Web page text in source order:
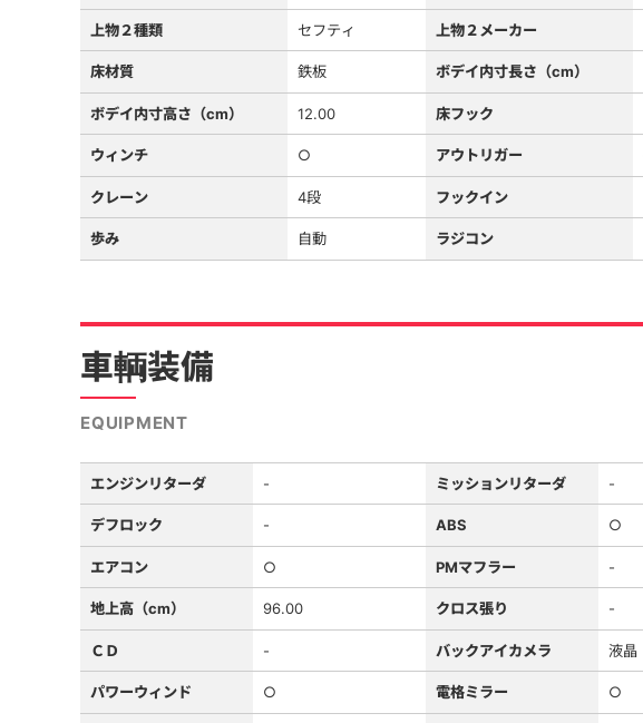
上物２種類 セフティ 上物２メーカー
床材質 鉄板 ボデイ内寸長さ（cm）
ボデイ内寸高さ（cm） 12.00 床フック
ウィンチ ○ アウトリガー
クレーン 4段 フックイン
歩み 自動 ラジコン
車輌装備
EQUIPMENT
エンジンリターダ - ミッションリターダ -
デフロック - ABS ○
エアコン ○ PMマフラー -
地上高（cm） 96.00 クロス張り -
ＣＤ - バックアイカメラ 液晶
パワーウィンド ○ 電格ミラー ○